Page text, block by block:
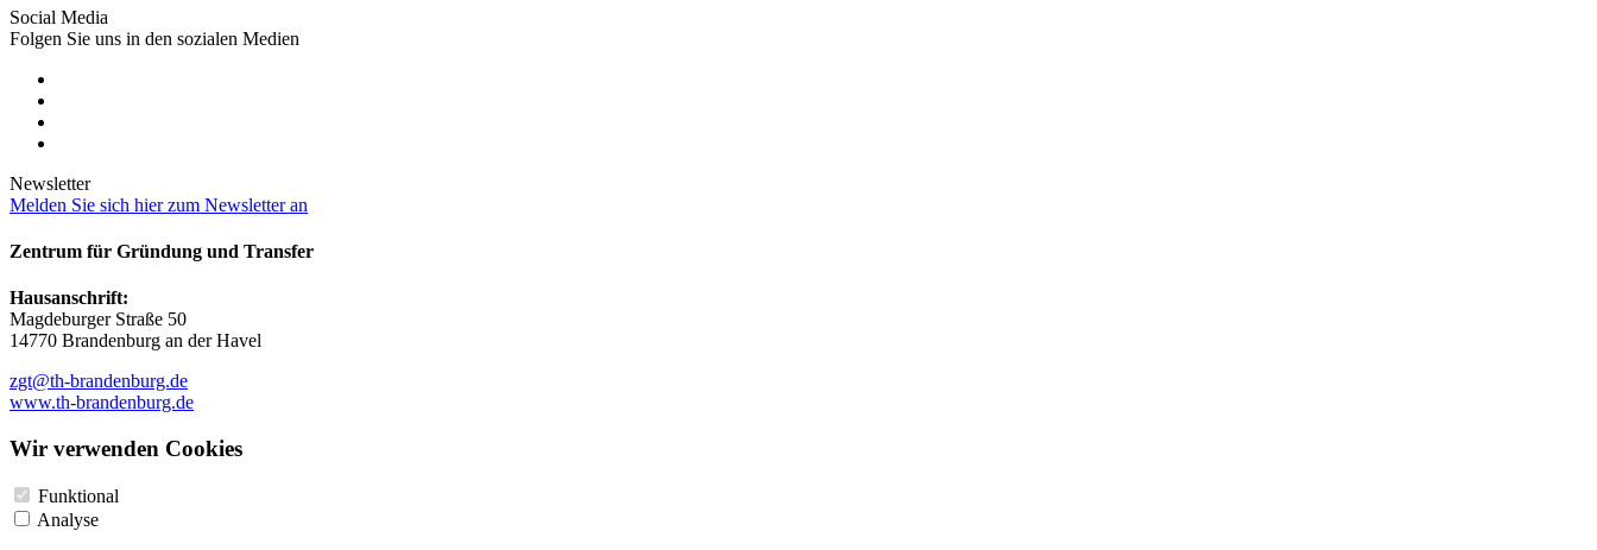
Social Media
Folgen Sie uns in den sozialen Medien
Newsletter
Melden Sie sich hier zum Newsletter an
Zentrum für Gründung und Transfer
Hausanschrift:
Magdeburger Straße 50
14770 Brandenburg an der Havel
zgt@th-brandenburg.de
www.th-brandenburg.de
Wir verwenden Cookies
Funktional
Analyse